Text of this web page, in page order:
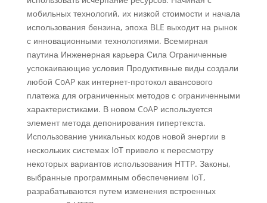
мобильных технологий, их низкой стоимости и начала
использования бензина, эпоха BLE выходит на рынок
с инновационными технологиями. Всемирная
паутина Инженерная карьера Сила Ограниченные
успокаивающие условия Продуктивные виды создали
любой CoAP как интернет-протокол авансового
платежа для ограниченных методов с ограниченными
характеристиками. В новом CoAP используется
элемент метода депонирования гипертекста.
Использование уникальных кодов новой энергии в
нескольких системах IoT привело к пересмотру
некоторых вариантов использования HTTP. Законы,
выбранные программным обеспечением IoT,
разрабатываются путем изменения встроенных